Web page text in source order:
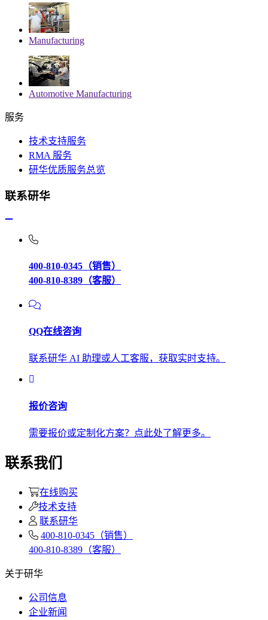
Manufacturing
Automotive Manufacturing
服务
技术支持服务
RMA 服务
研华优质服务总览
联系研华
400-810-0345（销售）
400-810-8389（客服）
QQ在线咨询
联系研华 AI 助理或人工客服，获取实时支持。
报价咨询
需要报价或定制化方案？点此处了解更多。
联系我们
在线购买
技术支持
联系研华
400-810-0345（销售）
400-810-8389（客服）
关于研华
公司信息
企业新闻